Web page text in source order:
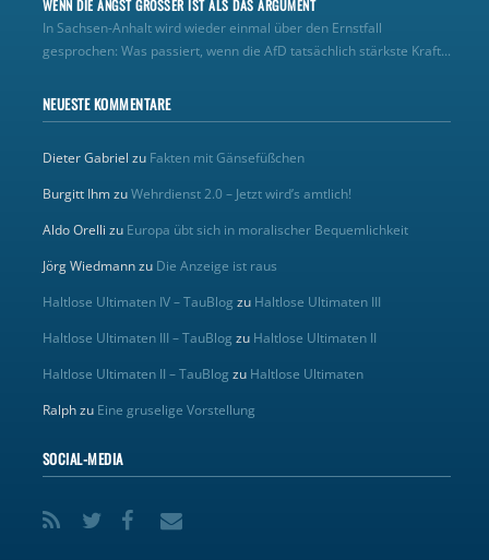
WENN DIE ANGST GRÖSSER IST ALS DAS ARGUMENT
In Sachsen-Anhalt wird wieder einmal über den Ernstfall
gesprochen: Was passiert, wenn die AfD tatsächlich stärkste Kraft...
NEUESTE KOMMENTARE
Dieter Gabriel zu Fakten mit Gänsefüßchen
Burgitt IhmzuWehrdienst 2.0 – Jetzt wird’s amtlich!
Aldo Orelli zu Europa übt sich in moralischer Bequemlichkeit
Jörg Wiedmannzu Die Anzeige ist raus
Haltlose Ultimaten IV – TauBlog zu Haltlose Ultimaten III
Haltlose Ultimaten III – TauBlog zu Haltlose Ultimaten II
Haltlose Ultimaten II – TauBlog zu Haltlose Ultimaten
Ralphzu Eine gruselige Vorstellung
SOCIAL-MEDIA